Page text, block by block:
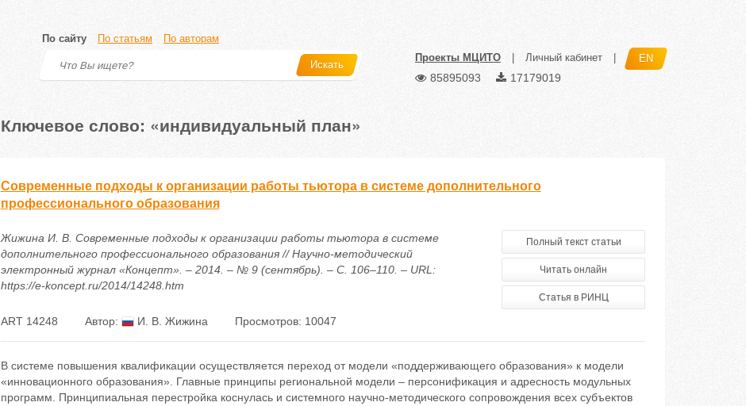
По сайту По статьям По авторам
Искать
Проекты МЦИТО Личный кабинет EN
85895093 17179019
Ключевое слово: «индивидуальный план»
Современные подходы к организации работы тьютора в системе дополнительного
профессионального образования
Жижина И. В. Современные подходы к организации работы тьютора в системе
дополнительного профессионального образования // Научно-методический
электронный журнал «Концепт». – 2014. – № 9 (сентябрь). – С. 106–110. – URL:
https://e-koncept.ru/2014/14248.htm
Полный текст статьи
Читать онлайн
Статья в РИНЦ
ART 14248 Автор: И. В. Жижина Просмотров: 10047
В системе повышения квалификации осуществляется переход от модели «поддерживающего образования» к модели
«инновационного образования». Главные принципы региональной модели – персонификация и адресность модульных
программ. Принципиальная перестройка коснулась и системного научно-методического сопровождения всех субъектов